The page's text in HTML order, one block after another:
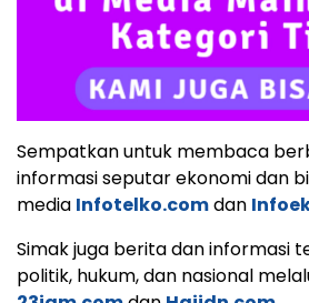
Sempatkan untuk membaca
informasi seputar ekonomi dan
media Infotelko.comdan
Simak juga berita dan informasi
politik, hukum, dan nasional